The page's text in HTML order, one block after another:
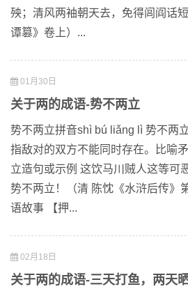
殃；清风两袖朝天去，免得闾阎话
谭篡》卷上）...
01月30日
关于两的成语-势不两立
势不两立拼音shì bú liǎng lì 势不两
指敌对的双方不能同时存在。比喻
立造句或示例 这饮马川贼人这等可
势不两立！（清 陈忱《水浒后传》
语故事 【押...
02月18日
关于两的成语-三天打鱼，两天